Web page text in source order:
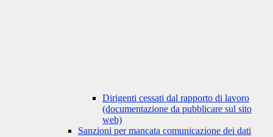
Dirigenti cessati dal rapporto di lavoro
(documentazione da pubblicare sul sito
web)
Sanzioni per mancata comunicazione dei dati